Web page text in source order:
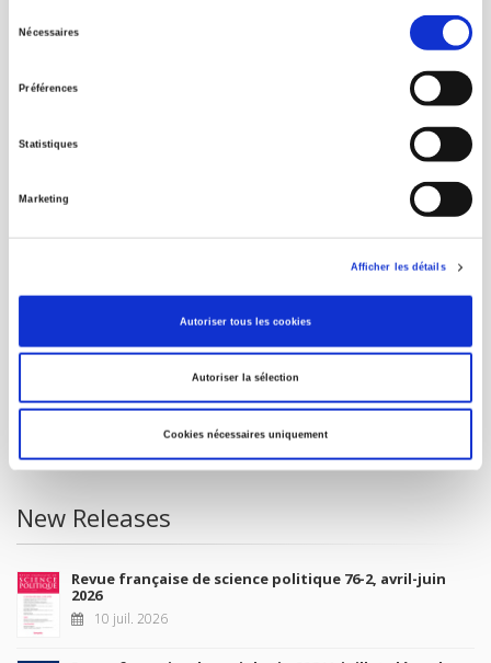
Nécessaires
Préférences
Statistiques
Marketing
Afficher les détails
Autoriser tous les cookies
Autoriser la sélection
Cookies nécessaires uniquement
SCIENCES PO UNIVERSITY PRESS has a threefold role: to publish
original research, to edit reference works for student use, and to
FOR BOOKSHOPS
Future Releases
La France et l'Union européenne
New Releases
Revue française de science politique 76-2, avril-juin
2026
10 juil. 2026